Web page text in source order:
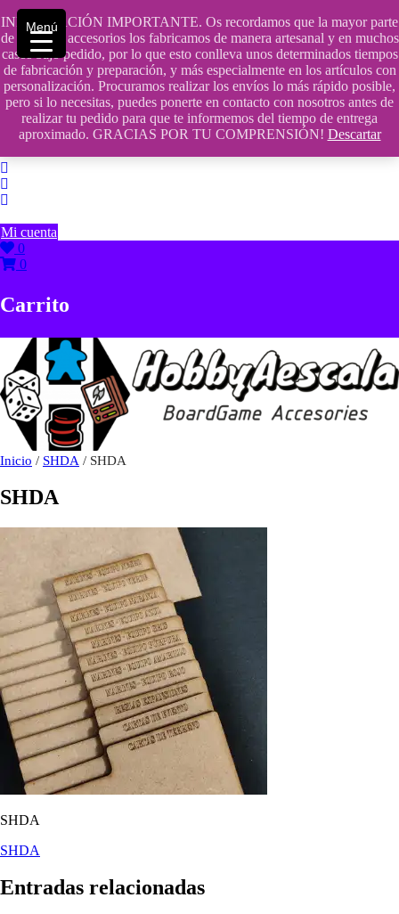
INFORMACIÓN IMPORTANTE. Os recordamos que la mayor parte
de nuestros accesorios los fabricamos de manera artesanal y en muchos
casos bajo pedido, por lo que esto conlleva unos determinados tiempos
de fabricación y preparación, y más especialmente en los artículos con
personalización. Procuramos realizar los envíos lo más rápido posible,
pero si lo necesitas, puedes ponerte en contacto con nosotros antes de
realizar tu pedido para que te informemos del tiempo de entrega
aproximado. GRACIAS POR TU COMPRENSIÓN! Descartar
Saltar
contenido
609241475 SOLO DE 10:00 a 14:00
info@hobbyaescala.com
San Fernando de Henares
10:00 - 14:00
Mi cuenta
0
0
Carrito
Inicio / SHDA / SHDA
SHDA
SHDA
Navegación
de
entradas
SHDA
Entradas relacionadas
Menú